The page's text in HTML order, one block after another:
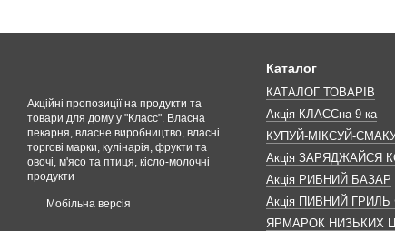
Акційні пропозиції на продукти та
товари для дому у "Класс". Власна
пекарня, власне виробництво, власні
торгові марки, кулінарія, фрукти та
овочі, м'ясо та птиця, кісло-молочні
продукти
Мобільна версія
Каталог
КАТАЛОГ ТОВАРІВ
Акція КЛАССна 9-ка
КУПУЙ-МІКСУЙ-
Акція ЗАРЯДЖАЙСЯ
Акція РИБНИЙ БАЗАР
Акція ПИВНИЙ
ЯРМАРОК НИЗЬКИХ